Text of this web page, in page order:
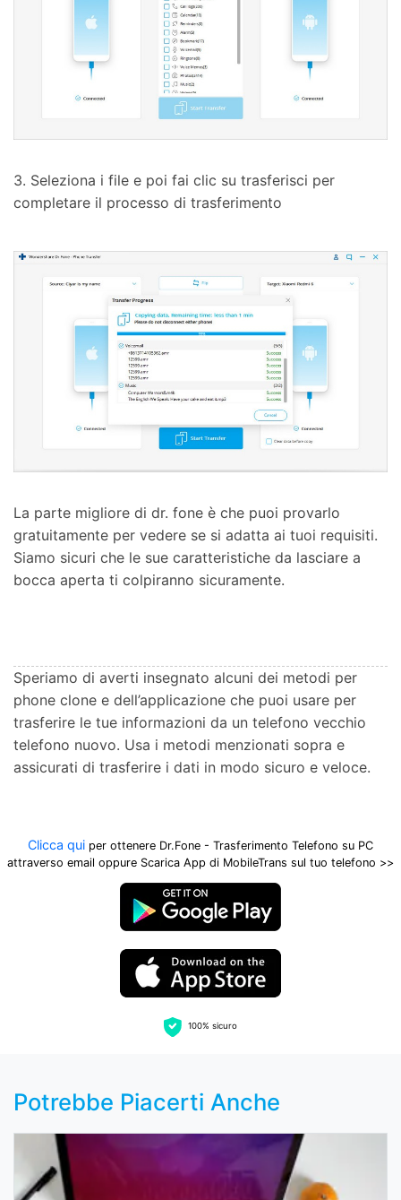
3. Seleziona i file e poi fai clic su trasferisci per
completare il processo di trasferimento
La parte migliore di dr. fone è che puoi provarlo
gratuitamente per vedere se si adatta ai tuoi requisiti.
Siamo sicuri che le sue caratteristiche da lasciare a
bocca aperta ti colpiranno sicuramente.
Speriamo di averti insegnato alcuni dei metodi per
phone clone e dell’applicazione che puoi usare per
trasferire le tue informazioni da un telefono vecchio
telefono nuovo. Usa i metodi menzionati sopra e
assicurati di trasferire i dati in modo sicuro e veloce.
Clicca qui per ottenere Dr.Fone - Trasferimento Telefono su PC
attraverso email oppure Scarica App di MobileTrans sul tuo telefono >>
100% sicuro
Potrebbe Piacerti Anche